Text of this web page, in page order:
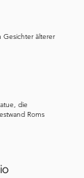
älterer
die
Roms